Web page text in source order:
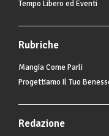
Tempo Libero ed Eventi
Rubriche
Mangia Come Parli
Progettiamo Il Tuo
Redazione